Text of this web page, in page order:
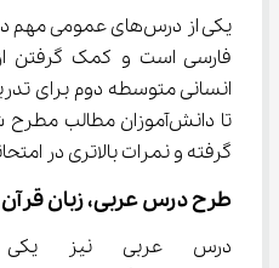
یکی از درس‌های عمومی
فارسی است و کمک گرفتن
تا دانش‌آموزان مطالب
گرفته و نمرات بالاتری در
طرح درس عربی، زبان قرآن ۳